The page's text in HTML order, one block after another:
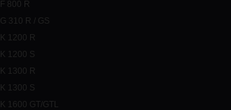
F 800 R
G 310 R / GS
K 1200 R
K 1200 S
K 1300 R
K 1300 S
K 1600 GT/GTL